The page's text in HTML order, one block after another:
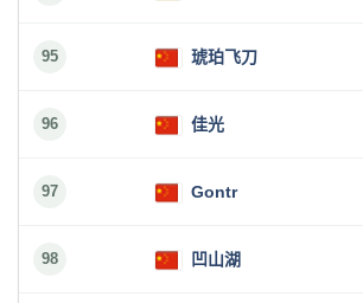
95 琥珀飞刀
96 佳光
97 Gontr
98 凹山湖